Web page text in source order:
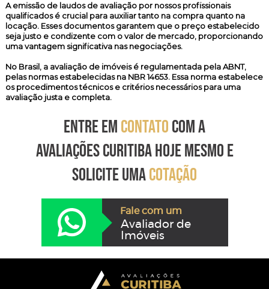
A emissão de laudos de avaliação por nossos profissionais
qualificados é crucial para auxiliar tanto na compra quanto na
locação. Esses documentos garantem que o preço estabelecido
seja justo e condizente com o valor de mercado, proporcionando
uma vantagem significativa nas negociações.
No Brasil, a avaliação de imóveis é regulamentada pela ABNT,
pelas normas estabelecidas na NBR 14653. Essa norma estabelece
os procedimentos técnicos e critérios necessários para uma
avaliação justa e completa.
ENTRE EM CONTATO COM A
AVALIAÇÕES CURITIBA HOJE MESMO E
SOLICITE UMACOTAÇÃO
Fale com um
Avaliador de
Imóveis